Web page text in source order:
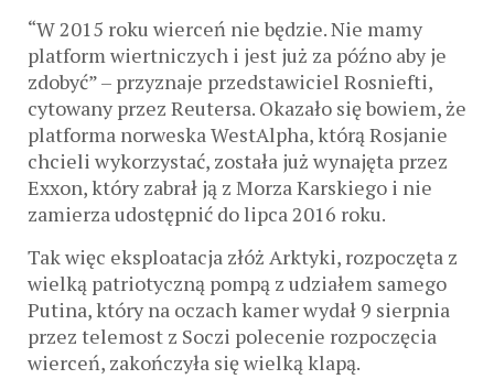
“W 2015 roku wierceń nie będzie. Nie mamy
platform wiertniczych i jest już za późno aby je
zdobyć” – przyznaje przedstawiciel Rosniefti,
cytowany przez Reutersa. Okazało się bowiem, że
platforma norweska WestAlpha, którą Rosjanie
chcieli wykorzystać, została już wynajęta przez
Exxon, który zabrał ją z Morza Karskiego i nie
zamierza udostępnić do lipca 2016 roku.
Tak więc eksploatacja złóż Arktyki, rozpoczęta z
wielką patriotyczną pompą z udziałem samego
Putina, który na oczach kamer wydał 9 sierpnia
przez telemost z Soczi polecenie rozpoczęcia
wierceń, zakończyła się wielką klapą.